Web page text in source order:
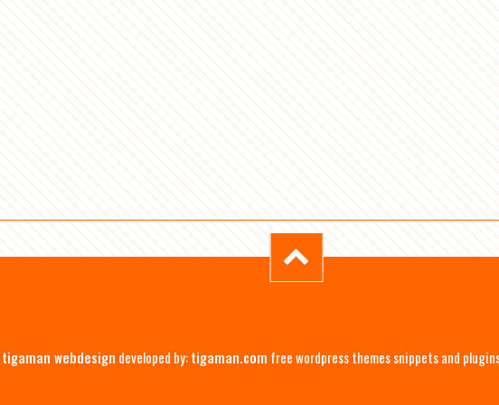
tigaman webdesign developed by:tigaman.com free wordpress themes snippets and